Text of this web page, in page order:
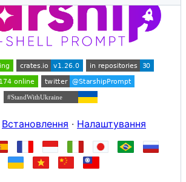
Встановлення · Налаштування